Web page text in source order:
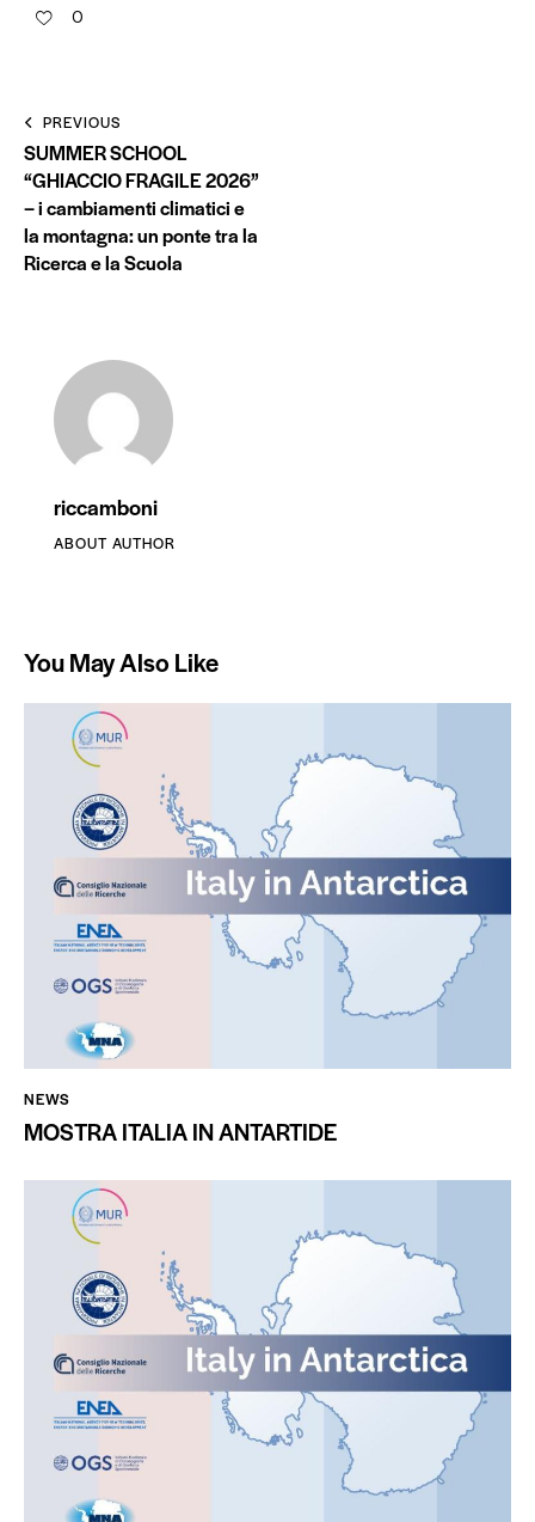
0
PREVIOUS
SUMMER SCHOOL
“GHIACCIO FRAGILE 2026”
– i cambiamenti climatici e
la montagna: un ponte tra la
Ricerca e la Scuola
riccamboni
ABOUT AUTHOR
You May Also Like
NEWS
MOSTRA ITALIA IN ANTARTIDE